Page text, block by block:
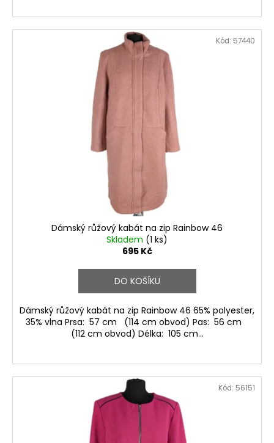
Dámský růžový kabát na zip Rainbow 46
Skladem (1 ks)
695 Kč
DO KOŠÍKU
Dámský růžový kabát na zip Rainbow 46 65% polyester,
35% vlna Prsa: 57 cm (114 cm obvod) Pas: 56 cm
(112 cm obvod) Délka: 105 cm...
Kód: 57440
Kód: 56151